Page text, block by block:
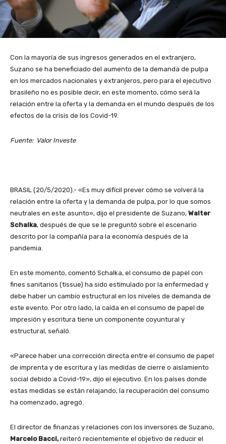
Con la mayoría de sus ingresos generados en el extranjero,
Suzano se ha beneficiado del aumento de la demanda de pulpa
en los mercados nacionales y extranjeros, pero para el ejecutivo
brasileño no es posible decir, en este momento, cómo será la
relación entre la oferta y la demanda en el mundo después de los
efectos de la crisis de los Covid-19.
Fuente: Valor Investe
BRASIL (20/5/2020).- «Es muy difícil prever cómo se volverá la
relación entre la oferta y la demanda de pulpa, por lo que somos
neutrales en este asunto», dijo el presidente de Suzano, Walter
Schalka, después de que se le preguntó sobre el escenario
descrito por la compañía para la economía después de la
pandemia.
En este momento, comentó Schalka, el consumo de papel con
fines sanitarios (tissue) ha sido estimulado por la enfermedad y
debe haber un cambio estructural en los niveles de demanda de
este evento. Por otro lado, la caída en el consumo de papel de
impresión y escritura tiene un componente coyuntural y
estructural, señaló.
«Parece haber una corrección directa entre el consumo de papel
de imprenta y de escritura y las medidas de cierre o aislamiento
social debido a Covid-19», dijo el ejecutivo. En los países donde
estas medidas se están relajando, la recuperación del consumo
ha comenzado, agregó.
El director de finanzas y relaciones con los inversores de Suzano,
Marcelo Bacci,reiteró recientemente el objetivo de reducir el